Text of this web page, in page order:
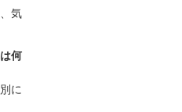
気
何
に